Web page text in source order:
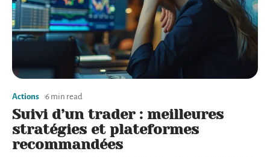
Actions 6 min read
Suivi d’un trader : meilleures
stratégies et plateformes
recommandées